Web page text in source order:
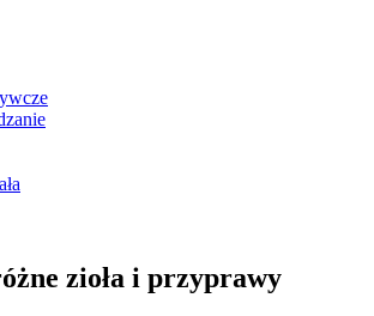
zioła i przyprawy